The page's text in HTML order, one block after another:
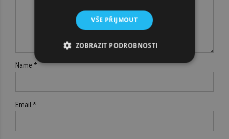
Name *
Email *
VŠE PŘIJMOUT
ZOBRAZIT PODROBNOSTI